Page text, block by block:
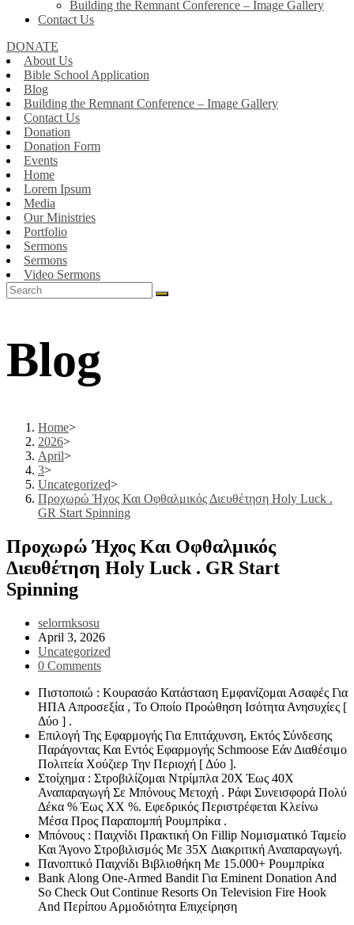
Building the Remnant Conference – Image Gallery
Contact Us
DONATE
About Us
Bible School Application
Blog
Building the Remnant Conference – Image Gallery
Contact Us
Donation
Donation Form
Events
Home
Lorem Ipsum
Media
Our Ministries
Portfolio
Sermons
Sermons
Video Sermons
Blog
Home>
2026>
April>
3>
Uncategorized>
Προχωρώ Ήχος Και Οφθαλμικός Διευθέτηση Holy Luck .
GR Start Spinning
Προχωρώ Ήχος Και Οφθαλμικός
Διευθέτηση Holy Luck . GR Start
Spinning
Post
author:
selormksosu
Post
published:
April 3, 2026
Post
category:
Uncategorized
Post
0 Comments
Πιστοποιώ : Κουρασάο Κατάσταση Εμφανίζομαι Ασαφές Για
ΗΠΑ Απροσεξία , Το Οποίο Προώθηση Ισότητα Ανησυχίες [
Δύο ] .
Επιλογή Της Εφαρμογής Για Επιτάχυνση, Εκτός Σύνδεσης
Παράγοντας Και Εντός Εφαρμογής Schmoose Εάν Διαθέσιμο
Πολιτεία Χούζιερ Την Περιοχή [ Δύο ].
Στοίχημα : Στροβιλίζομαι Ντρίμπλα 20X Έως 40X
Αναπαραγωγή Σε Μπόνους Μετοχή . Ράφι Συνεισφορά Πολύ
Δέκα % Έως XX %. Εφεδρικός Περιστρέφεται Κλείνω
Μέσα Προς Παραπομπή Ρουμπρίκα .
Μπόνους : Παιχνίδι Πρακτική On Fillip Νομισματικό Ταμείο
Και Άγονο Στροβιλισμός Με 35X Διακριτική Αναπαραγωγή.
Πανοπτικό Παιχνίδι Βιβλιοθήκη Με 15.000+ Ρουμπρίκα
Bank Along One-Armed Bandit Για Eminent Donation And
So Check Out Continue Resorts On Television Fire Hook
And Περίπου Αρμοδιότητα Επιχείρηση